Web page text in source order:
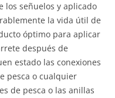
los señuelos y aplicado
la vida útil de
óptimo para aplicar
después de
estado las conexiones
pesca o cualquier
de pesca o las anillas